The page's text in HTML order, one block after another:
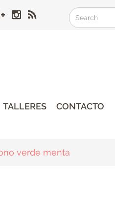
Search
Search
TALLERES CONTACTO
verde menta